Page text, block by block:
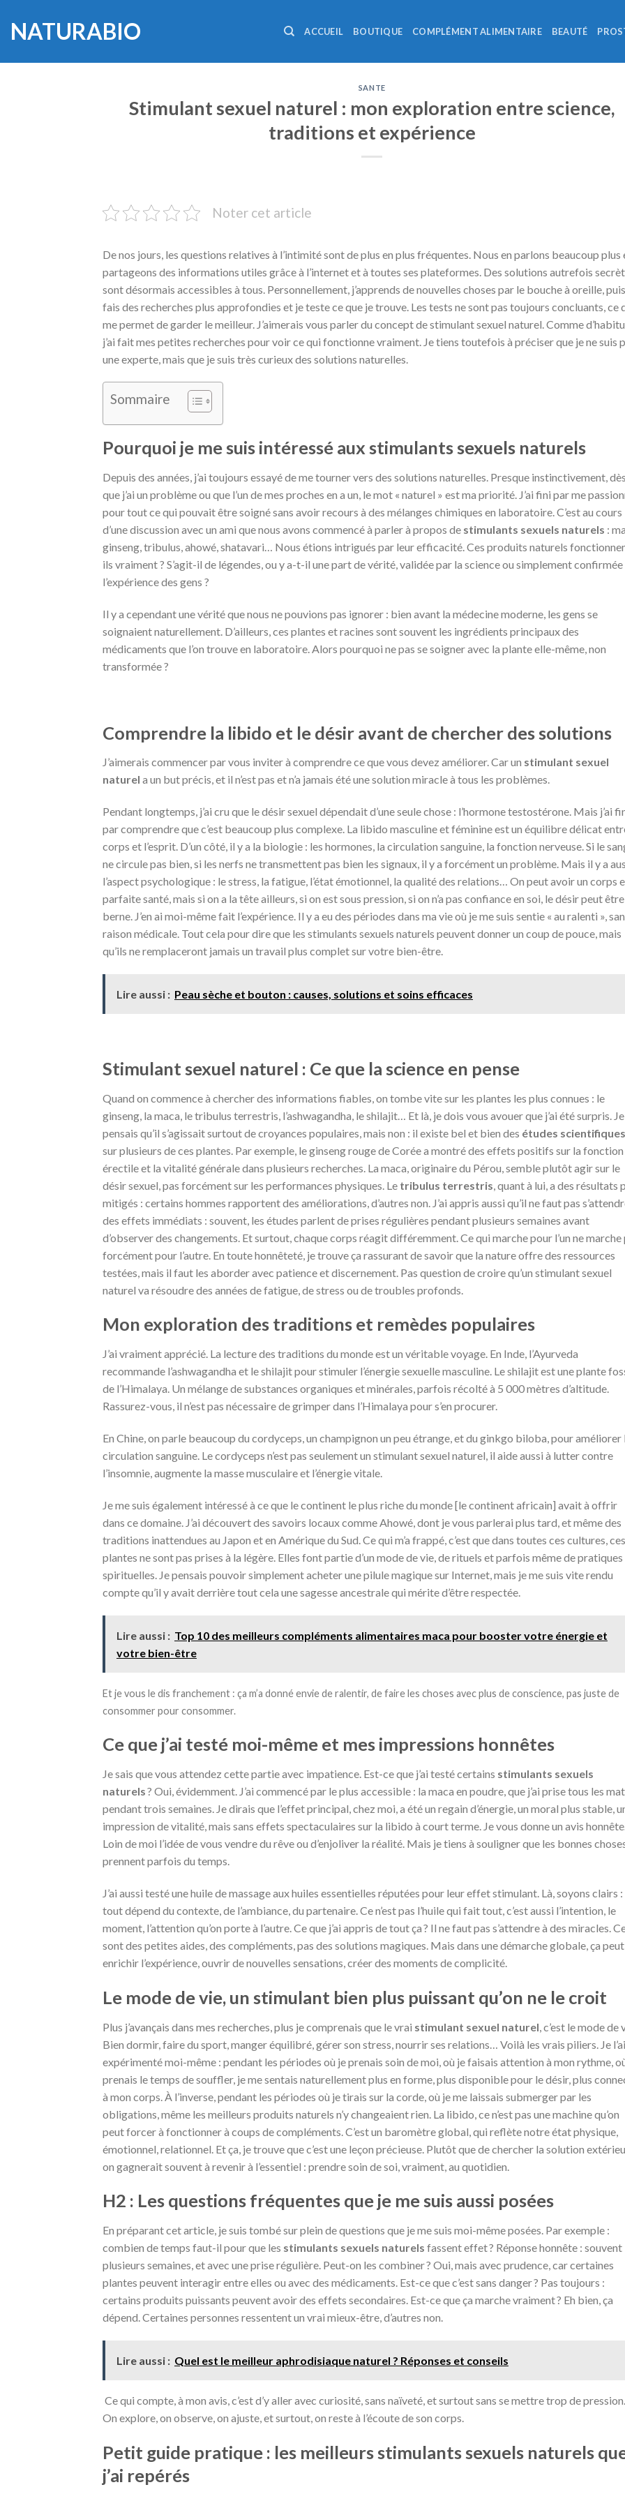
content
NATURABIO ACCUEIL BOUTIQUE COMPLÉMENT ALIMENTAIRE BEAUTÉ
SANTE
Stimulant sexuel naturel : mon exploration entre science,
traditions et expérience
Noter cet article
De nos jours, les questions relatives à l’intimité sont de plus en plus fréquentes. Nous en parlons beaucoup plus
partageons des informations utiles grâce à l’internet et à toutes ses plateformes. Des solutions autrefois
sont désormais accessibles à tous. Personnellement, j’apprends de nouvelles choses par le bouche à oreille,
fais des recherches plus approfondies et je teste ce que je trouve. Les tests ne sont pas toujours concluants, ce
me permet de garder le meilleur. J’aimerais vous parler du concept de stimulant sexuel naturel. Comme
j’ai fait mes petites recherches pour voir ce qui fonctionne vraiment. Je tiens toutefois à préciser que je ne suis
une experte, mais que je suis très curieux des solutions naturelles.
Sommaire
Pourquoi je me suis intéressé aux stimulants sexuels naturels
Depuis des années, j’ai toujours essayé de me tourner vers des solutions naturelles. Presque instinctivement, dès
que j’ai un problème ou que l’un de mes proches en a un, le mot « naturel » est ma priorité. J’ai fini par me
pour tout ce qui pouvait être soigné sans avoir recours à des mélanges chimiques en laboratoire. C’est au cours
d’une discussion avec un ami que nous avons commencé à parler à propos de stimulants sexuels naturels :
ginseng, tribulus, ahowé, shatavari… Nous étions intrigués par leur efficacité. Ces produits naturels
ils vraiment ? S’agit-il de légendes, ou y a-t-il une part de vérité, validée par la science ou simplement
l’expérience des gens ?
Il y a cependant une vérité que nous ne pouvions pas ignorer : bien avant la médecine moderne, les gens se
soignaient naturellement. D’ailleurs, ces plantes et racines sont souvent les ingrédients principaux des
médicaments que l’on trouve en laboratoire. Alors pourquoi ne pas se soigner avec la plante elle-même, non
transformée ?
Comprendre la libido et le désir avant de chercher des solutions
J’aimerais commencer par vous inviter à comprendre ce que vous devez améliorer. Car un stimulant sexuel
naturel a un but précis, et il n’est pas et n’a jamais été une solution miracle à tous les problèmes.
Pendant longtemps, j’ai cru que le désir sexuel dépendait d’une seule chose : l’hormone testostérone. Mais j’ai
par comprendre que c’est beaucoup plus complexe. La libido masculine et féminine est un équilibre délicat
corps et l’esprit. D’un côté, il y a la biologie : les hormones, la circulation sanguine, la fonction nerveuse. Si le
ne circule pas bien, si les nerfs ne transmettent pas bien les signaux, il y a forcément un problème. Mais il y a
l’aspect psychologique : le stress, la fatigue, l’état émotionnel, la qualité des relations… On peut avoir un corps
parfaite santé, mais si on a la tête ailleurs, si on est sous pression, si on n’a pas confiance en soi, le désir peut
berne. J’en ai moi-même fait l’expérience. Il y a eu des périodes dans ma vie où je me suis sentie « au ralenti »,
raison médicale. Tout cela pour dire que les stimulants sexuels naturels peuvent donner un coup de pouce, mais
qu’ils ne remplaceront jamais un travail plus complet sur votre bien-être.
Lire aussi : Peau sèche et bouton : causes, solutions et soins efficaces
Stimulant sexuel naturel : Ce que la science en pense
Quand on commence à chercher des informations fiables, on tombe vite sur les plantes les plus connues : le
ginseng, la maca, le tribulus terrestris, l’ashwagandha, le shilajit… Et là, je dois vous avouer que j’ai été surpris. Je
pensais qu’il s’agissait surtout de croyances populaires, mais non : il existe bel et bien des études scientifiques
sur plusieurs de ces plantes. Par exemple, le ginseng rouge de Corée a montré des effets positifs sur la fonction
érectile et la vitalité générale dans plusieurs recherches. La maca, originaire du Pérou, semble plutôt agir sur le
désir sexuel, pas forcément sur les performances physiques. Le tribulus terrestris , quant à lui, a des résultats
mitigés : certains hommes rapportent des améliorations, d’autres non. J’ai appris aussi qu’il ne faut pas
des effets immédiats : souvent, les études parlent de prises régulières pendant plusieurs semaines avant
d’observer des changements. Et surtout, chaque corps réagit différemment. Ce qui marche pour l’un ne marche
forcément pour l’autre. En toute honnêteté, je trouve ça rassurant de savoir que la nature offre des ressources
testées, mais il faut les aborder avec patience et discernement. Pas question de croire qu’un stimulant sexuel
naturel va résoudre des années de fatigue, de stress ou de troubles profonds.
Mon exploration des traditions et remèdes populaires
J’ai vraiment apprécié. La lecture des traditions du monde est un véritable voyage. En Inde, l’Ayurveda
recommande l’ashwagandha et le shilajit pour stimuler l’énergie sexuelle masculine. Le shilajit est une plante
de l’Himalaya. Un mélange de substances organiques et minérales, parfois récolté à 5 000 mètres d’altitude.
Rassurez-vous, il n’est pas nécessaire de grimper dans l’Himalaya pour s’en procurer.
En Chine, on parle beaucoup du cordyceps, un champignon un peu étrange, et du ginkgo biloba, pour améliorer
circulation sanguine. Le cordyceps n’est pas seulement un stimulant sexuel naturel, il aide aussi à lutter contre
l’insomnie, augmente la masse musculaire et l’énergie vitale.
Je me suis également intéressé à ce que le continent le plus riche du monde [le continent africain] avait à offrir
dans ce domaine. J’ai découvert des savoirs locaux comme Ahowé, dont je vous parlerai plus tard, et même des
traditions inattendues au Japon et en Amérique du Sud. Ce qui m’a frappé, c’est que dans toutes ces cultures, ces
plantes ne sont pas prises à la légère. Elles font partie d’un mode de vie, de rituels et parfois même de pratiques
spirituelles. Je pensais pouvoir simplement acheter une pilule magique sur Internet, mais je me suis vite rendu
compte qu’il y avait derrière tout cela une sagesse ancestrale qui mérite d’être respectée.
Lire aussi : Top 10 des meilleurs compléments alimentaires maca pour booster votre énergie et
votre bien-être
Et je vous le dis franchement : ça m’a donné envie de ralentir, de faire les choses avec plus de conscience, pas juste de
consommer pour consommer.
Ce que j’ai testé moi-même et mes impressions honnêtes
Je sais que vous attendez cette partie avec impatience. Est-ce que j’ai testé certains stimulants sexuels
naturels? Oui, évidemment. J’ai commencé par le plus accessible : la maca en poudre, que j’ai prise tous les
pendant trois semaines. Je dirais que l’effet principal, chez moi, a été un regain d’énergie, un moral plus stable,
impression de vitalité, mais sans effets spectaculaires sur la libido à court terme. Je vous donne un avis
Loin de moi l’idée de vous vendre du rêve ou d’enjoliver la réalité. Mais je tiens à souligner que les bonnes
prennent parfois du temps.
J’ai aussi testé une huile de massage aux huiles essentielles réputées pour leur effet stimulant. Là, soyons clairs :
tout dépend du contexte, de l’ambiance, du partenaire. Ce n’est pas l’huile qui fait tout, c’est aussi l’intention, le
moment, l’attention qu’on porte à l’autre. Ce que j’ai appris de tout ça ? Il ne faut pas s’attendre à des miracles.
sont des petites aides, des compléments, pas des solutions magiques. Mais dans une démarche globale, ça peut
enrichir l’expérience, ouvrir de nouvelles sensations, créer des moments de complicité.
Le mode de vie, un stimulant bien plus puissant qu’on ne le croit
Plus j’avançais dans mes recherches, plus je comprenais que le vrai stimulant sexuel naturel , c’est le mode de
Bien dormir, faire du sport, manger équilibré, gérer son stress, nourrir ses relations… Voilà les vrais piliers. Je l’ai
expérimenté moi-même : pendant les périodes où je prenais soin de moi, où je faisais attention à mon rythme,
prenais le temps de souffler, je me sentais naturellement plus en forme, plus disponible pour le désir, plus
à mon corps. À l’inverse, pendant les périodes où je tirais sur la corde, où je me laissais submerger par les
obligations, même les meilleurs produits naturels n’y changeaient rien. La libido, ce n’est pas une machine qu’on
peut forcer à fonctionner à coups de compléments. C’est un baromètre global, qui reflète notre état physique,
émotionnel, relationnel. Et ça, je trouve que c’est une leçon précieuse. Plutôt que de chercher la solution
on gagnerait souvent à revenir à l’essentiel : prendre soin de soi, vraiment, au quotidien.
H2 : Les questions fréquentes que je me suis aussi posées
En préparant cet article, je suis tombé sur plein de questions que je me suis moi-même posées. Par exemple :
combien de temps faut-il pour que les stimulants sexuels naturels fassent effet ? Réponse honnête : souvent
plusieurs semaines, et avec une prise régulière. Peut-on les combiner ? Oui, mais avec prudence, car certaines
plantes peuvent interagir entre elles ou avec des médicaments. Est-ce que c’est sans danger ? Pas toujours :
certains produits puissants peuvent avoir des effets secondaires. Est-ce que ça marche vraiment ? Eh bien, ça
dépend. Certaines personnes ressentent un vrai mieux-être, d’autres non.
Lire aussi : Quel est le meilleur aphrodisiaque naturel ? Réponses et conseils
Ce qui compte, à mon avis, c’est d’y aller avec curiosité, sans naïveté, et surtout sans se mettre trop de pression.
On explore, on observe, on ajuste, et surtout, on reste à l’écoute de son corps.
Petit guide pratique : les meilleurs stimulants sexuels naturels
j’ai repérés